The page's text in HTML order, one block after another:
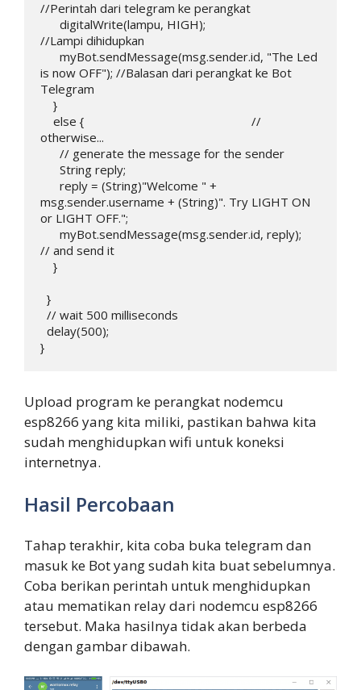
//Perintah dari telegram ke perangkat
//Lampi dihidupkan
is now OFF"); //Balasan dari perangkat ke Bot
Telegram
otherwise...
msg.sender.username + (String)". Try LIGHT ON
or LIGHT OFF.";
// and send it
}
Upload program ke perangkat nodemcu
esp8266 yang kita miliki, pastikan bahwa kita
sudah menghidupkan wifi untuk koneksi
internetnya.
Hasil Percobaan
Tahap terakhir, kita coba buka telegram dan
masuk ke Bot yang sudah kita buat sebelumnya.
Coba berikan perintah untuk menghidupkan
atau mematikan relay dari nodemcu esp8266
tersebut. Maka hasilnya tidak akan berbeda
dengan gambar dibawah.